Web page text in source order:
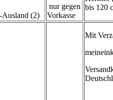
(2)
nur gegen
Vorkasse
bis 120
Mit